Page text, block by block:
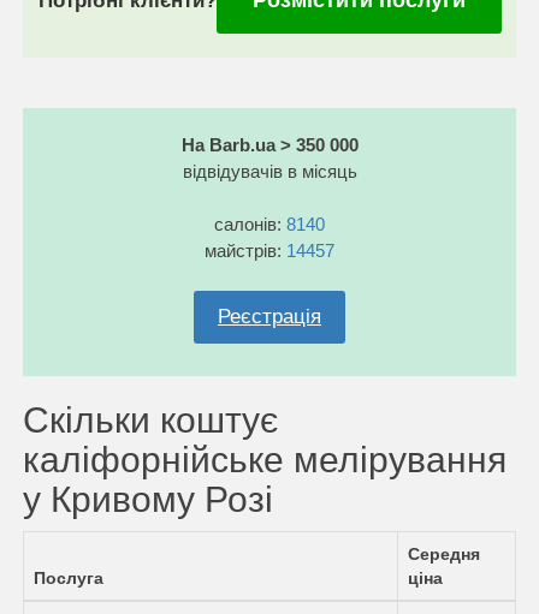
На Barb.ua > 350 000
відвідувачів в місяць
салонів: 8140
майстрів: 14457
Реєстрація
Скільки коштує
каліфорнійське мелірування
у Кривому Розі
Послуга
Середня
ціна